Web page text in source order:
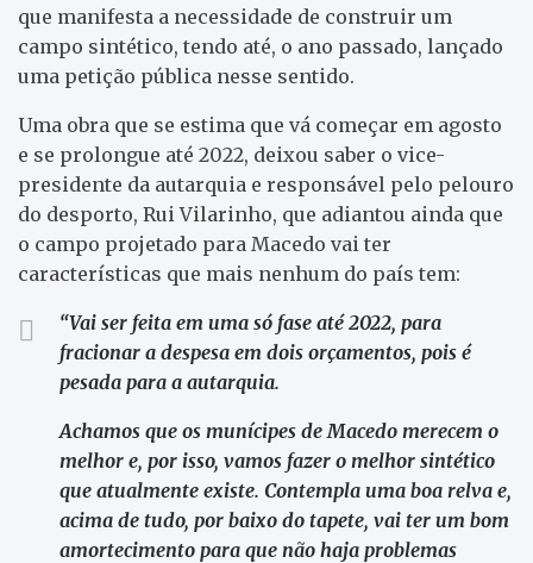
que manifesta a necessidade de construir um
campo sintético, tendo até, o ano passado, lançado
uma petição pública nesse sentido.
Uma obra que se estima que vá começar em agosto
e se prolongue até 2022, deixou saber o vice-
presidente da autarquia e responsável pelo pelouro
do desporto, Rui Vilarinho, que adiantou ainda que
o campo projetado para Macedo vai ter
características que mais nenhum do país tem:
“Vai ser feita em uma só fase até 2022, para
fracionar a despesa em dois orçamentos, pois é
pesada para a autarquia.
Achamos que os munícipes de Macedo merecem o
melhor e, por isso, vamos fazer o melhor sintético
que atualmente existe. Contempla uma boa relva e,
acima de tudo, por baixo do tapete, vai ter um bom
amortecimento para que não haja problemas